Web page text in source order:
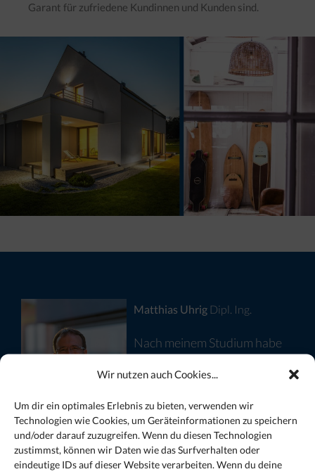
Wir nutzen auch Cookies...
Um dir ein optimales Erlebnis zu bieten, verwenden wir
Technologien wie Cookies, um Geräteinformationen zu speichern
und/oder darauf zuzugreifen. Wenn du diesen Technologien
zustimmst, können wir Daten wie das Surfverhalten oder
eindeutige IDs auf dieser Website verarbeiten. Wenn du deine
Garant für zufriedene Kundinnen und Kunden sind.
Matthias Uhrig Dipl. Ing.
Nach meinem Studium habe
zusammengearbeitet und
weiß worauf es bei einem Bauvorhaben ankommt.
Ich kenne als vierfacher Vater die Wünsche und